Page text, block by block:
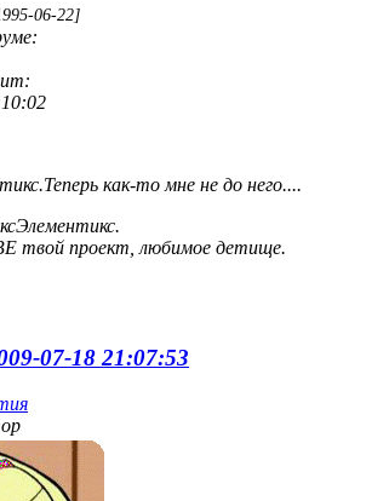
06-22]
как-то мне не до него....
твой проект, любимое детище.
07-18 21:07:53